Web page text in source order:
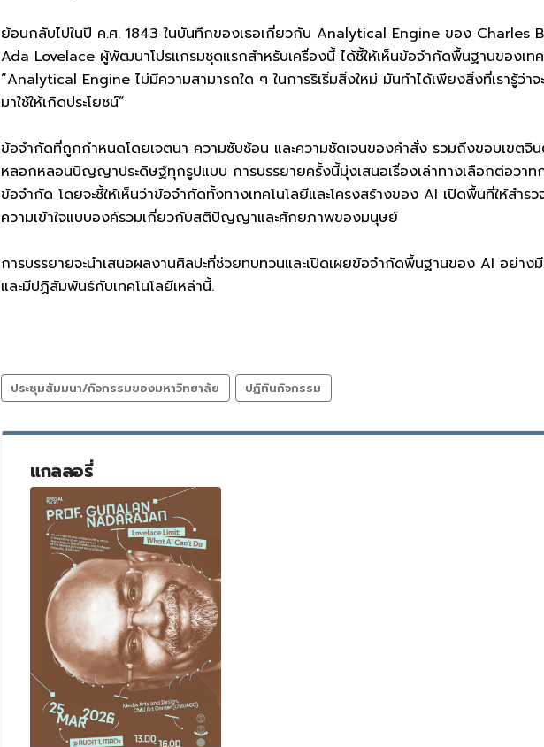
ย้อนกลับไปในปี ค.ศ. 1843 ในบันทึกของเธอเกี่ยวกับ Analytical Engine ของ Charles
Ada Lovelace ผู้พัฒนาโปรแกรมชุดแรกสำหรับเครื่องนี้ ได้ชี้ให้เห็นข้อจำกัดพื้นฐานของเ
“Analytical Engine ไม่มีความสามารถใด ๆ ในการริเริ่มสิ่งใหม่ มันทำได้เพียงสิ่งที่เรารู้ว่า
มาใช้ให้เกิดประโยชน์”
ข้อจำกัดที่ถูกกำหนดโดยเจตนา ความซับซ้อน และความชัดเจนของคำสั่ง รวมถึงขอบเขต
หลอกหลอนปัญญาประดิษฐ์ทุกรูปแบบ การบรรยายครั้งนี้มุ่งเสนอเรื่องเล่าทางเลือกต่อว
ข้อจำกัด โดยจะชี้ให้เห็นว่าข้อจำกัดทั้งทางเทคโนโลยีและโครงสร้างของ AI เปิดพื้นที่ให้สำ
ความเข้าใจแบบองค์รวมเกี่ยวกับสติปัญญาและศักยภาพของมนุษย์
การบรรยายจะนำเสนอผลงานศิลปะที่ช่วยทบทวนและเปิดเผยข้อจำกัดพื้นฐานของ AI อย่
และมีปฏิสัมพันธ์กับเทคโนโลยีเหล่านี้.
ประชุมสัมมนา/กิจกรรมของมหาวิทยาลัย ปฏิทินกิจกรรม
แกลลอรี่